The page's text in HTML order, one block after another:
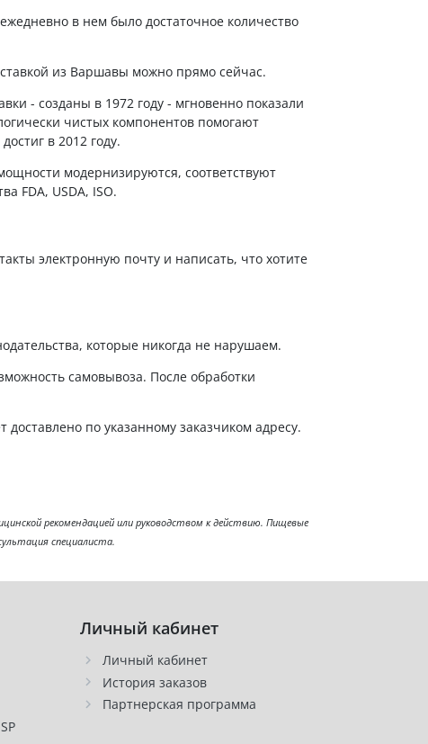
в нем было достаточное количество
из Варшавы можно прямо сейчас.
- созданы в 1972 году - мгновенно показали
чистых компонентов помогают
в 2012 году.
модернизируются, соответствуют
FDA, USDA, ISO.
электронную почту и написать, что хотите
которые никогда не нарушаем.
самовывоза. После обработки
по указанному заказчиком адресу.
рекомендацией или руководством к действию. Пищевые
специалиста.
Личный кабинет
Личный кабинет
История заказов
Партнерская программа